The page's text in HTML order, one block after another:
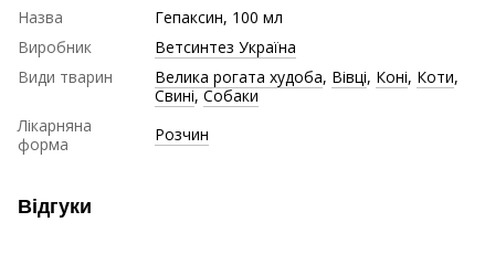
Назва
Гепаксин, 100 мл
Виробник
Ветсинтез Україна
Види тварин
Велика рогата худоба, Вівці, Коні, Коти,
Свині, Собаки
Лікарняна
форма
Розчин
Відгуки